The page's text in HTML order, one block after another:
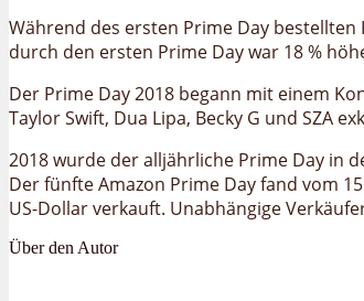
Während des ersten Prime Day
durch den ersten Prime Day war 18 %
Der Prime Day 2018 begann mit einem
Taylor Swift, Dua Lipa, Becky G und SZA
2018 wurde der alljährliche Prime Day in
Der fünfte Amazon Prime Day fand vom
US-Dollar verkauft. Unabhängige
Über den Autor